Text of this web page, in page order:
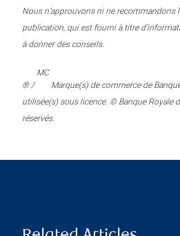
Nous n’approuvons ni ne recommandons
publication, qui est fourni à titre
à donner des conseils.
® /
MC
Marque(s) de commerce de
utilisée(s) sous licence. © Banque Royale
réservés.